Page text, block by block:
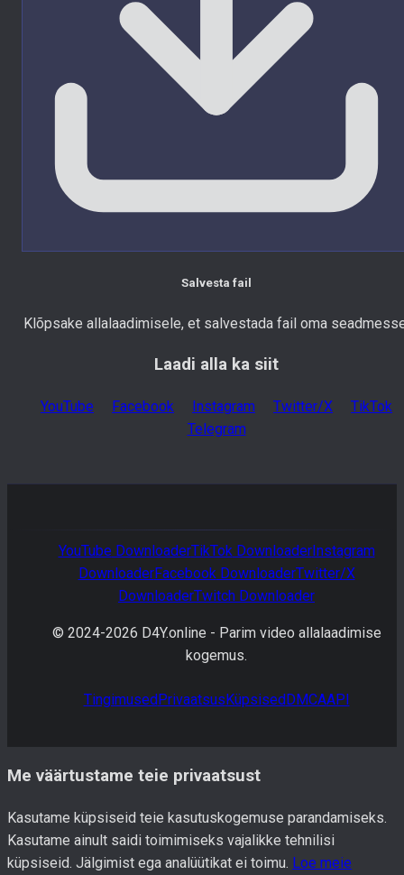
Salvesta fail
Klõpsake allalaadimisele, et salvestada fail oma
Laadi alla ka siit
YouTube Facebook Instagram Twitter/X
TikTok
Telegram
YouTube DownloaderTikTok DownloaderInstagram
DownloaderFacebook DownloaderTwitter/X
DownloaderTwitch Downloader
© 2024-2026 D4Y.online - Parim video allalaadimise
kogemus.
TingimusedPrivaatsusKüpsisedDMCAAPI
Me väärtustame teie privaatsust
Kasutame küpsiseid teie kasutuskogemuse parandamiseks.
Kasutame ainult saidi toimimiseks vajalikke tehnilisi
küpsiseid. Jälgimist ega analüütikat ei toimu. Loe meie